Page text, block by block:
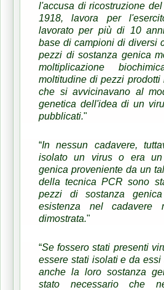
l'accusa di ricostruzione
1918, lavora per
lavorato per più di 10
base di campioni di diversi
pezzi di sostanza genica
moltiplicazione
moltitudine di pezzi
che si avvicinavano al
genetica dell'idea di un
pubblicati."
“In nessun cadavere,
isolato un virus o era un
genica proveniente da un
della tecnica PCR sono
pezzi di sostanza
esistenza nel cadavere
dimostrata."
“Se fossero stati presenti
essere stati isolati e da essi
anche la loro sostanza
stato necessario che